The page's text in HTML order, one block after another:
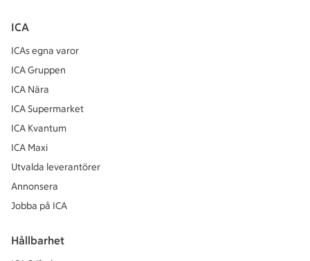
ICA
ICAs egna varor
ICA Gruppen
ICA Nära
ICA Supermarket
ICA Kvantum
ICA Maxi
Utvalda leverantörer
Annonsera
Jobba på ICA
Hållbarhet